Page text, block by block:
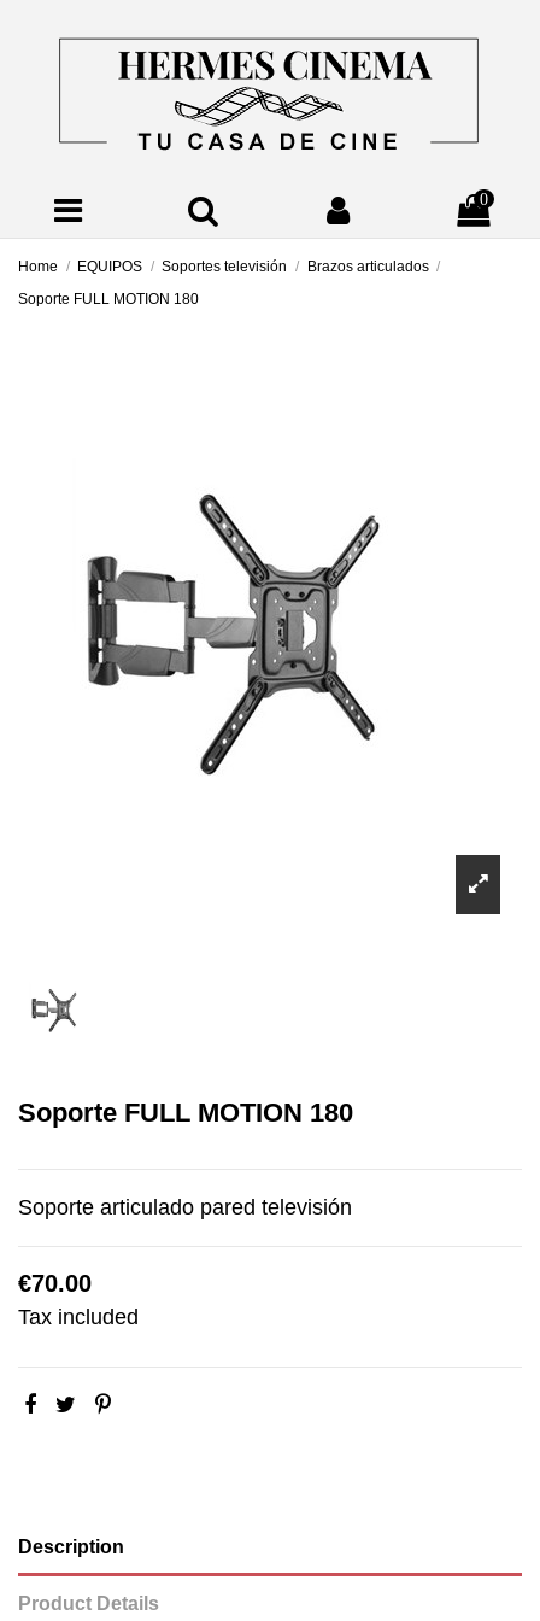
0
Home EQUIPOS Soportes televisión
Brazos articulados
Soporte FULL MOTION 180
Soporte FULL MOTION 180
Soporte articulado pared televisión
€70.00
Tax included
Description
Product Details